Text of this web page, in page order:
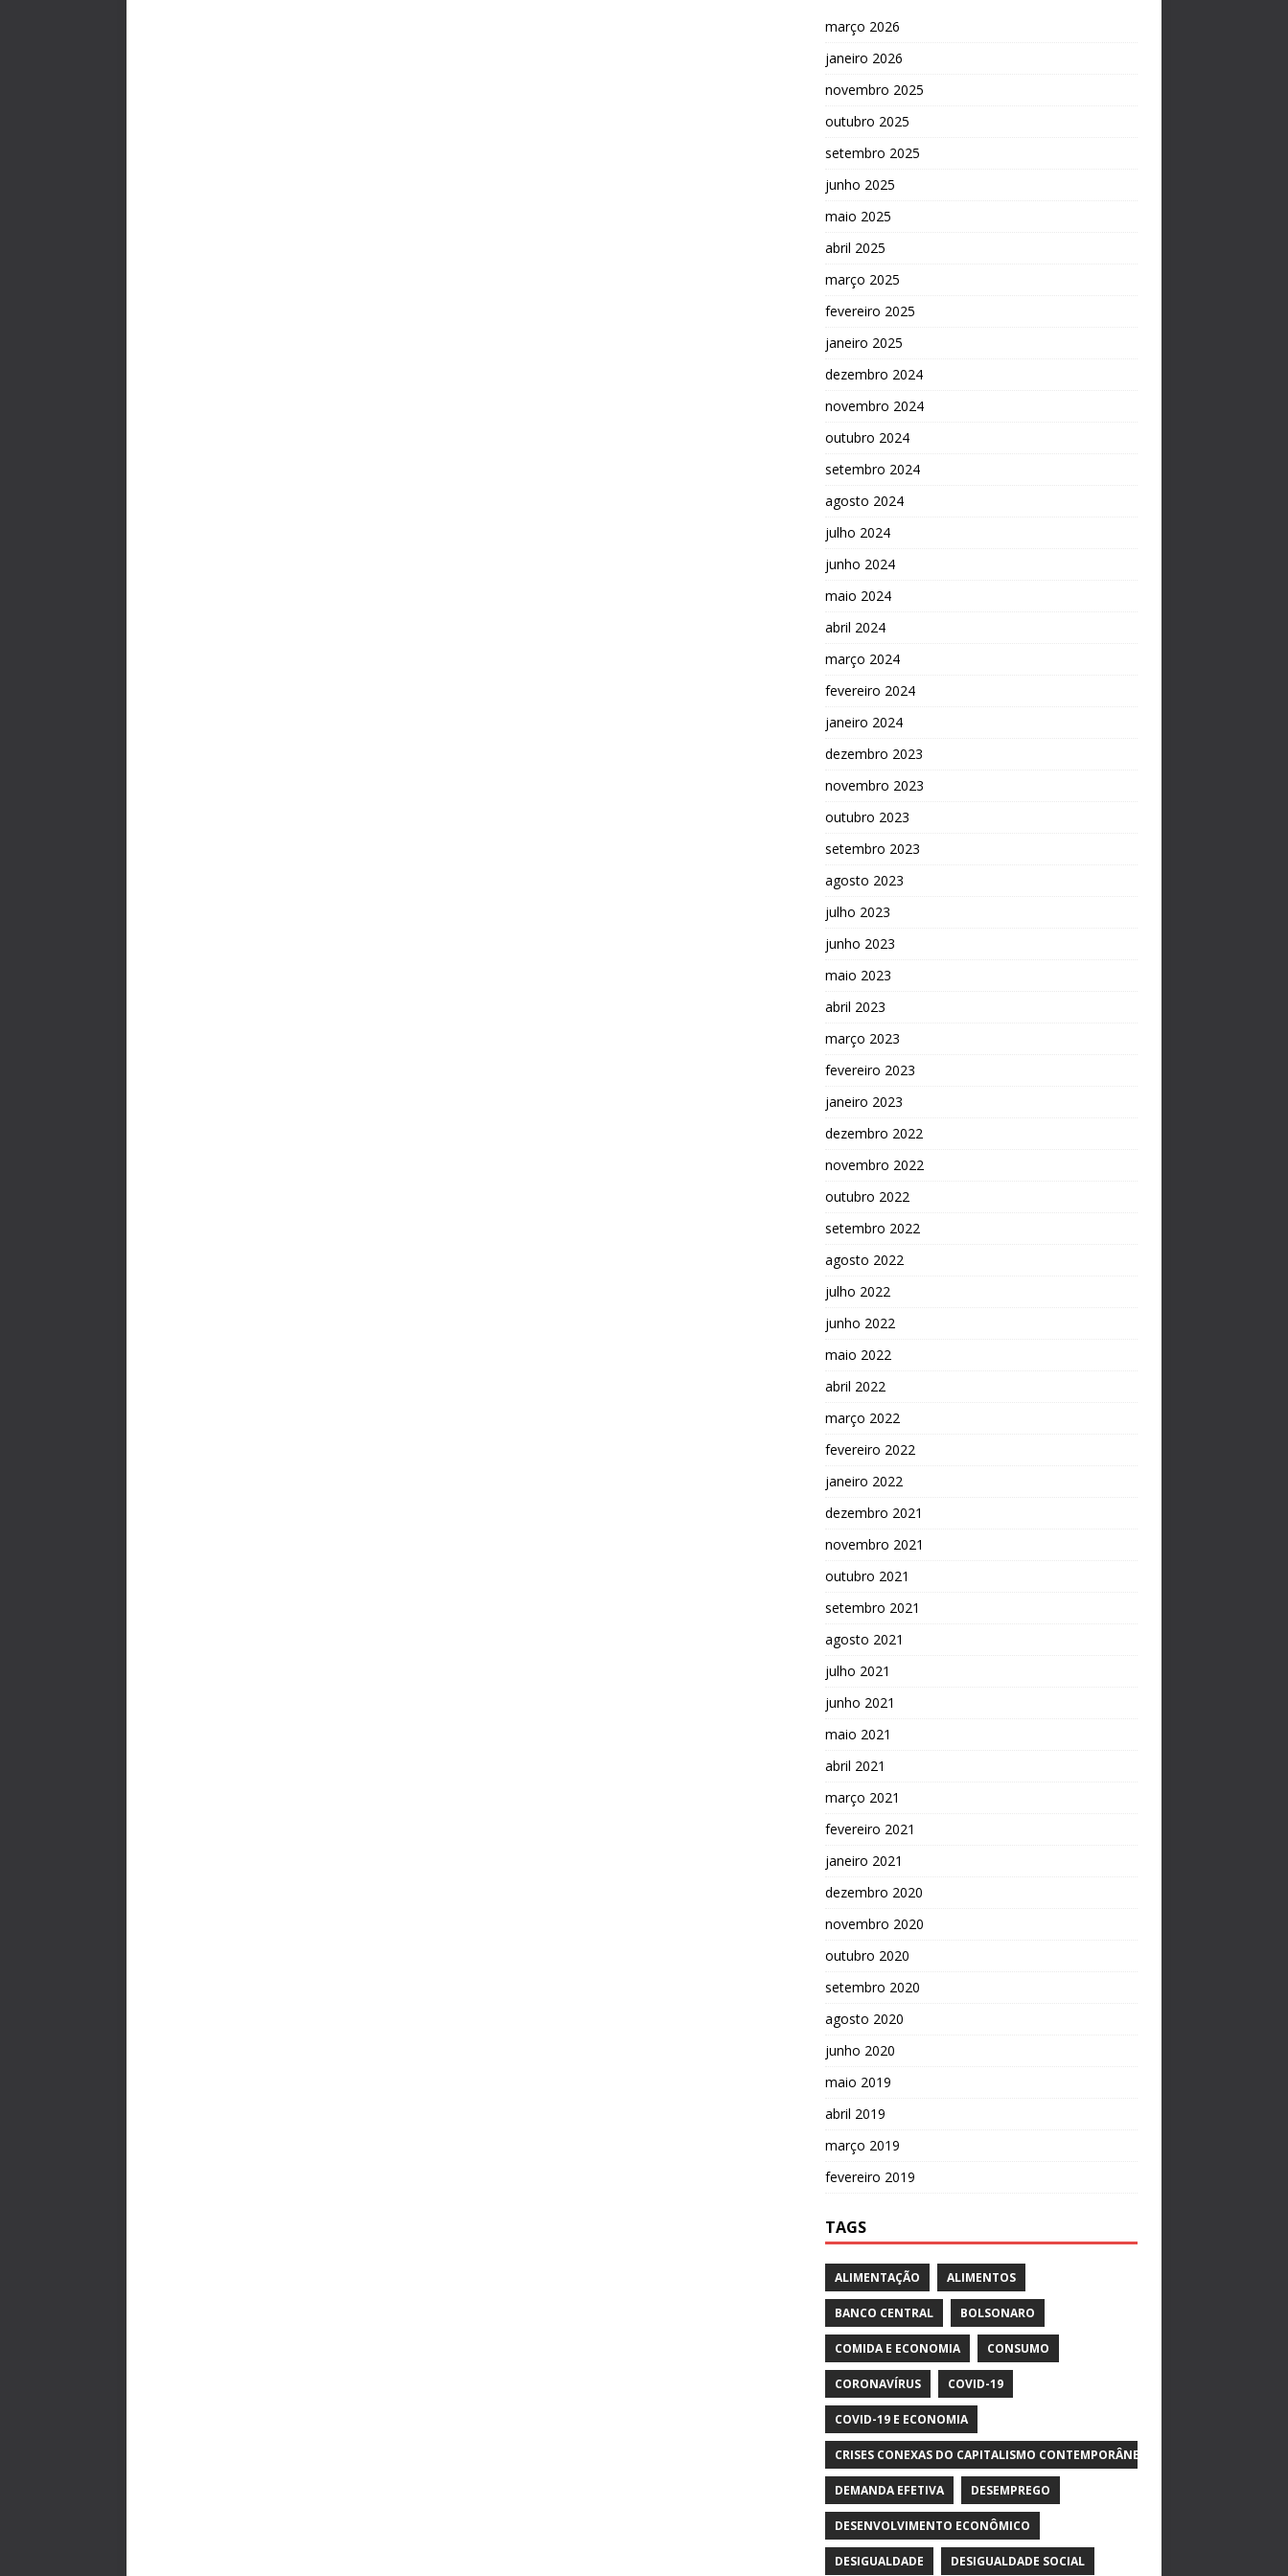
março 2026
janeiro 2026
novembro 2025
outubro 2025
setembro 2025
junho 2025
maio 2025
abril 2025
março 2025
fevereiro 2025
janeiro 2025
dezembro 2024
novembro 2024
outubro 2024
setembro 2024
agosto 2024
julho 2024
junho 2024
maio 2024
abril 2024
março 2024
fevereiro 2024
janeiro 2024
dezembro 2023
novembro 2023
outubro 2023
setembro 2023
agosto 2023
julho 2023
junho 2023
maio 2023
abril 2023
março 2023
fevereiro 2023
janeiro 2023
dezembro 2022
novembro 2022
outubro 2022
setembro 2022
agosto 2022
julho 2022
junho 2022
maio 2022
abril 2022
março 2022
fevereiro 2022
janeiro 2022
dezembro 2021
novembro 2021
outubro 2021
setembro 2021
agosto 2021
julho 2021
junho 2021
maio 2021
abril 2021
março 2021
fevereiro 2021
janeiro 2021
dezembro 2020
novembro 2020
outubro 2020
setembro 2020
agosto 2020
junho 2020
maio 2019
abril 2019
março 2019
fevereiro 2019
TAGS
ALIMENTAÇÃO ALIMENTOS
BANCO CENTRAL BOLSONARO
COMIDA E ECONOMIA CONSUMO
CORONAVÍRUS COVID-19
COVID-19 E ECONOMIA
CRISES CONEXAS DO CAPITALISMO CONTEMPORÂNEO
DEMANDA EFETIVA DESEMPREGO
DESENVOLVIMENTO ECONÔMICO
DESIGUALDADE DESIGUALDADE SOCIAL